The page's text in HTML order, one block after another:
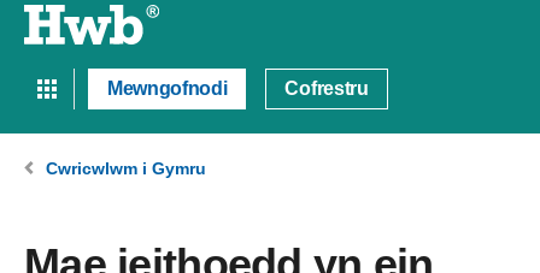
Mewngofnodi Cofrestru
Cwricwlwm i Gymru